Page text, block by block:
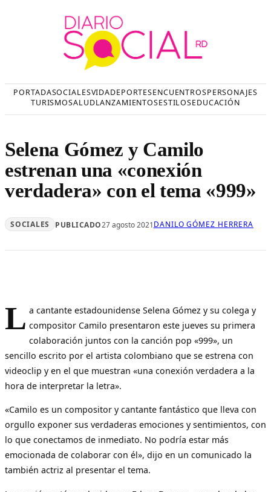
PORTADASOCIALESVIDADEPORTESENCUENTROSPERSONAJES
TURISMOSALUDLANZAMIENTOSESTILOSEDUCACIÓN
Selena Gómez y Camilo
estrenan una «conexión
verdadera» con el tema «999»
SOCIALES PUBLICADO27 agosto 2021DANILO GÓMEZ HERRERA
L a cantante estadounidense Selena Gómez y su colega y
compositor Camilo presentaron este jueves su primera
colaboración juntos con la canción pop «999», un
sencillo escrito por el artista colombiano que se estrena con
videoclip y en el que muestran «una conexión verdadera a la
hora de interpretar la letra».
«Camilo es un compositor y cantante fantástico que lleva con
orgullo exponer sus verdaderas emociones y sentimientos, con
lo que conectamos de inmediato. No podría estar más
emocionada de colaborar con él», dijo en un comunicado la
también actriz al presentar el tema.